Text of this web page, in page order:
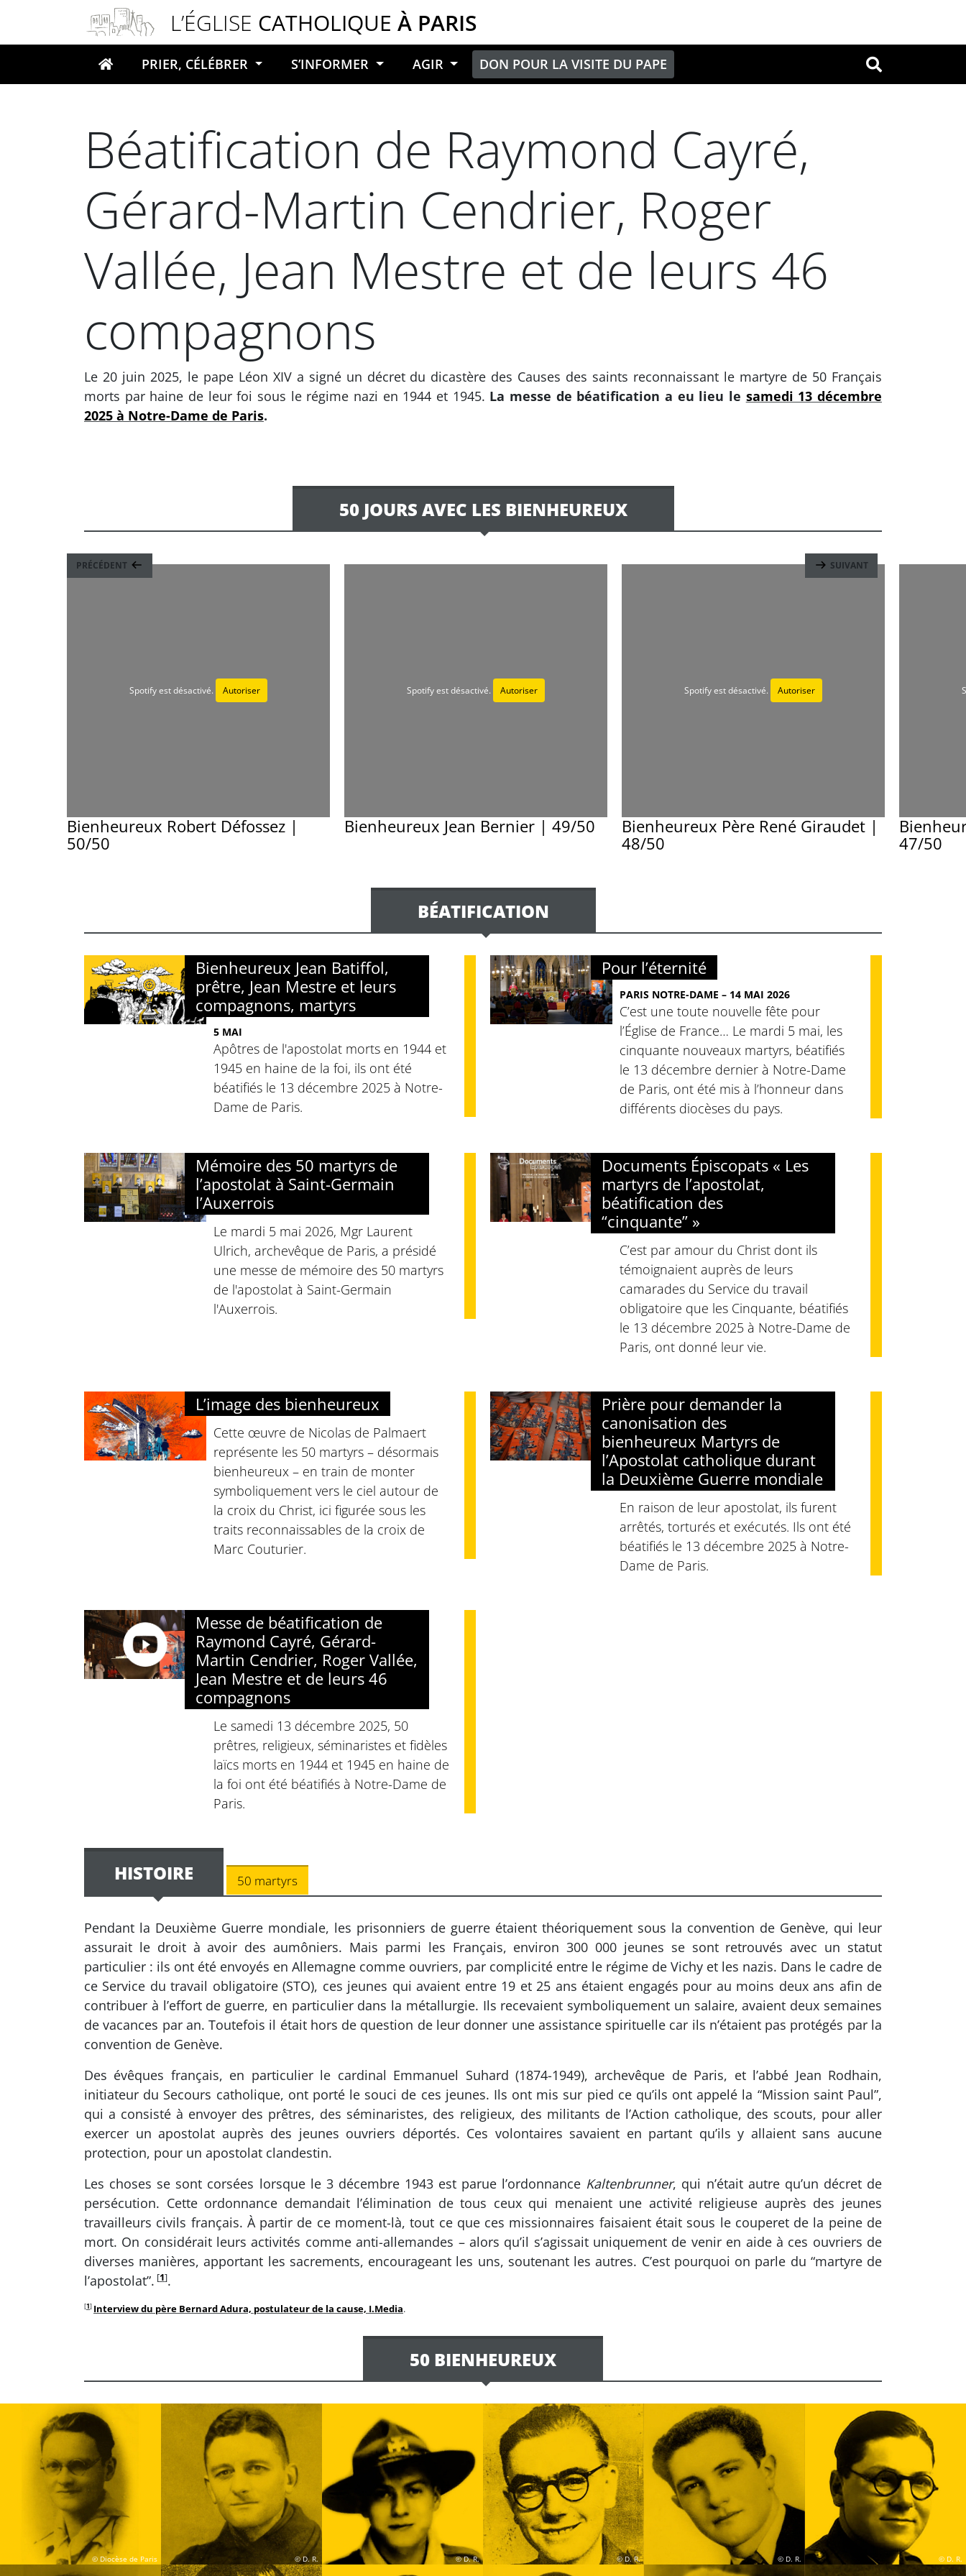
L’ÉGLISE CATHOLIQUE À PARIS
Votre recherche OK
PRIER, CÉLÉBRER S’INFORMER AGIR DON POUR LA VISITE DU PAPE
Béatification de Raymond Cayré,
Gérard-Martin Cendrier, Roger
Vallée, Jean Mestre et de leurs 46
compagnons
Le 20 juin 2025, le pape Léon XIV a signé un décret du dicastère des Causes des saints reconnaissant le martyre de 50 Français
morts par haine de leur foi sous le régime nazi en 1944 et 1945. La messe de béatification a eu lieu le samedi 13 décembre
2025 à Notre-Dame de Paris.
50 JOURS AVEC LES BIENHEUREUX
PRÉCÉDENT
Spotify est désactivé. Autoriser
Bienheureux Robert Défossez |
50/50
Spotify est désactivé. Autoriser
Bienheureux Jean Bernier | 49/50
Spotify est désactivé. Autoriser
Bienheureux Père René Giraudet |
48/50
47/50
SUIVANT
BÉATIFICATION
Bienheureux Jean Batiffol,
prêtre, Jean Mestre et leurs
compagnons, martyrs
5 MAI
Apôtres de l'apostolat morts en 1944 et
1945 en haine de la foi, ils ont été
béatifiés le 13 décembre 2025 à Notre-
Dame de Paris.
Pour l’éternité
PARIS NOTRE-DAME – 14 MAI 2026
C’est une toute nouvelle fête pour
l’Église de France… Le mardi 5 mai, les
cinquante nouveaux martyrs, béatifiés
le 13 décembre dernier à Notre-Dame
de Paris, ont été mis à l’honneur dans
différents diocèses du pays.
Mémoire des 50 martyrs de
l’apostolat à Saint-Germain
l’Auxerrois
Le mardi 5 mai 2026, Mgr Laurent
Ulrich, archevêque de Paris, a présidé
une messe de mémoire des 50 martyrs
de l'apostolat à Saint-Germain
l'Auxerrois.
Documents Épiscopats « Les
martyrs de l’apostolat,
béatification des
“cinquante” »
C’est par amour du Christ dont ils
témoignaient auprès de leurs
camarades du Service du travail
obligatoire que les Cinquante, béatifiés
le 13 décembre 2025 à Notre-Dame de
Paris, ont donné leur vie.
L’image des bienheureux
Cette œuvre de Nicolas de Palmaert
représente les 50 martyrs – désormais
bienheureux – en train de monter
symboliquement vers le ciel autour de
la croix du Christ, ici figurée sous les
traits reconnaissables de la croix de
Marc Couturier.
Prière pour demander la
canonisation des
bienheureux Martyrs de
l’Apostolat catholique durant
la Deuxième Guerre mondiale
En raison de leur apostolat, ils furent
arrêtés, torturés et exécutés. Ils ont été
béatifiés le 13 décembre 2025 à Notre-
Dame de Paris.
Messe de béatification de
Raymond Cayré, Gérard-
Martin Cendrier, Roger Vallée,
Jean Mestre et de leurs 46
compagnons
Le samedi 13 décembre 2025, 50
prêtres, religieux, séminaristes et fidèles
laïcs morts en 1944 et 1945 en haine de
la foi ont été béatifiés à Notre-Dame de
Paris.
HISTOIRE 50 martyrs
Pendant la Deuxième Guerre mondiale, les prisonniers de guerre étaient théoriquement sous la convention de Genève, qui leur
assurait le droit à avoir des aumôniers. Mais parmi les Français, environ 300 000 jeunes se sont retrouvés avec un statut
particulier : ils ont été envoyés en Allemagne comme ouvriers, par complicité entre le régime de Vichy et les nazis. Dans le cadre de
ce Service du travail obligatoire (STO), ces jeunes qui avaient entre 19 et 25 ans étaient engagés pour au moins deux ans afin de
contribuer à l’effort de guerre, en particulier dans la métallurgie. Ils recevaient symboliquement un salaire, avaient deux semaines
de vacances par an. Toutefois il était hors de question de leur donner une assistance spirituelle car ils n’étaient pas protégés par la
convention de Genève.
Des évêques français, en particulier le cardinal Emmanuel Suhard (1874-1949), archevêque de Paris, et l’abbé Jean Rodhain,
initiateur du Secours catholique, ont porté le souci de ces jeunes. Ils ont mis sur pied ce qu’ils ont appelé la “Mission saint Paul”,
qui a consisté à envoyer des prêtres, des séminaristes, des religieux, des militants de l’Action catholique, des scouts, pour aller
exercer un apostolat auprès des jeunes ouvriers déportés. Ces volontaires savaient en partant qu’ils y allaient sans aucune
protection, pour un apostolat clandestin.
Les choses se sont corsées lorsque le 3 décembre 1943 est parue l’ordonnance Kaltenbrunner, qui n’était autre qu’un décret de
persécution. Cette ordonnance demandait l’élimination de tous ceux qui menaient une activité religieuse auprès des jeunes
travailleurs civils français. À partir de ce moment-là, tout ce que ces missionnaires faisaient était sous le couperet de la peine de
mort. On considérait leurs activités comme anti-allemandes – alors qu’il s’agissait uniquement de venir en aide à ces ouvriers de
diverses manières, apportant les sacrements, encourageant les uns, soutenant les autres. C’est pourquoi on parle du “martyre de
l’apostolat”. [1].
[1] Interview du père Bernard Adura, postulateur de la cause, I.Media.
50 BIENHEUREUX
© Diocèse de Paris © D. R. © D. R. © D. R. © D. R. © D. R.
Panneau de gestion des cookies